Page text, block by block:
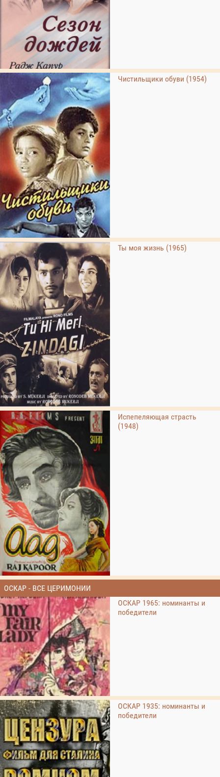
Чистильщики обуви (1954)
Ты моя жизнь (1965)
Испепеляющая страсть
(1948)
ОСКАР - ВСЕ ЦЕРИМОНИИ
ОСКАР 1965: номинанты и
победители
ОСКАР 1935: номинанты и
победители